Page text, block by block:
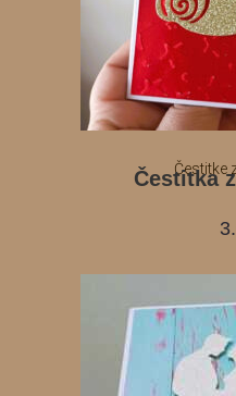
Čestitke
Čestitka